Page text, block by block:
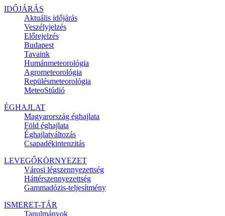
IDŐJÁRÁS
Aktuális időjárás
Veszélyjelzés
Előrejelzés
Budapest
Tavaink
Humánmeteorológia
Agrometeorológia
Repülésmeteorológia
MeteoStúdió
ÉGHAJLAT
Magyarország éghajlata
Föld éghajlata
Éghajlatváltozás
Csapadékintenzitás
LEVEGŐKÖRNYEZET
Városi légszennyezettség
Háttérszennyezettség
Gammadózis-teljesítmény
ISMERET-TÁR
Tanulmányok